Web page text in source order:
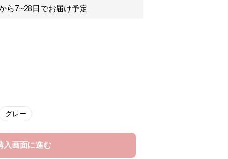
ら7~28日でお届け予定
グレー
入画面に進む